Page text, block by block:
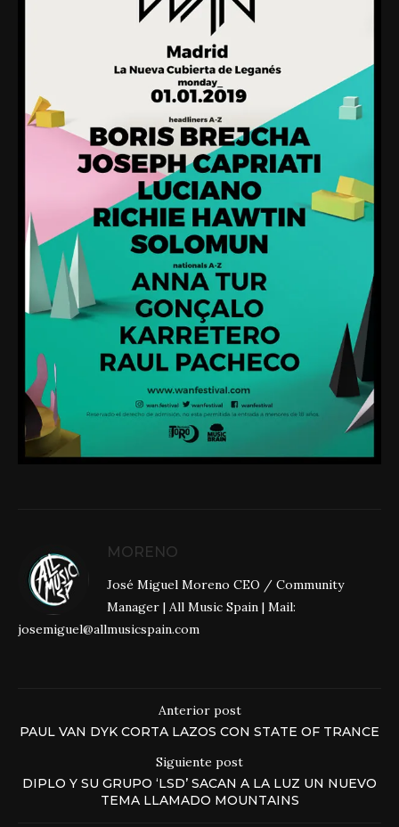
MORENO
José Miguel Moreno CEO / Community
Manager | All Music Spain | Mail:
josemiguel@allmusicspain.com
Anterior post
PAUL VAN DYK CORTA LAZOS CON STATE OF TRANCE
Siguiente post
DIPLO Y SU GRUPO ‘LSD’ SACAN A LA LUZ UN NUEVO
TEMA LLAMADO MOUNTAINS